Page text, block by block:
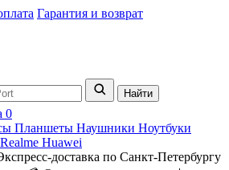
Гарантия и возврат
Найти
0
Планшеты Наушники Ноутбуки
Realme Huawei
доставка по Санкт-Петербургу